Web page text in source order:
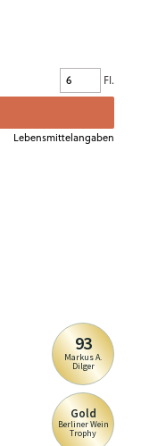
Fl.
Lebensmittelangaben
93
Markus A.
Dilger
Gold
Berliner Wein
Trophy